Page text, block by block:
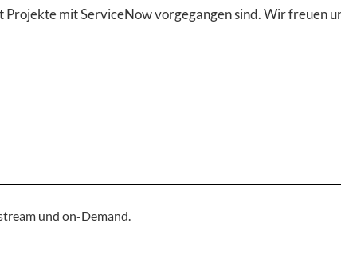
mit ServiceNow vorgegangen sind. Wir freuen
und on-Demand.